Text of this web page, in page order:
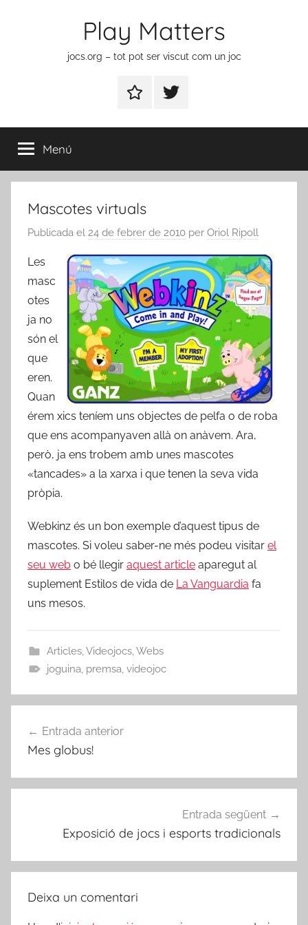
Play Matters
jocs.org – tot pot ser viscut com un joc
ContactarElement
menú
Menú
Mascotes virtuals
Publicada el 24 de febrer de 2010 per Oriol Ripoll
Les
masc
otes
ja no
són el
que
eren.
Quan
érem xics teníem uns objectes de pelfa o de roba
que ens acompanyaven allà on anàvem. Ara,
però, ja ens trobem amb unes mascotes
«tancades» a la xarxa i que tenen la seva vida
pròpia.
Webkinz és un bon exemple d’aquest tipus de
mascotes. Si voleu saber-ne més podeu visitar el
seu web o bé llegir aquest article aparegut al
suplement Estilos de vida de La Vanguardia fa
uns mesos.
Articles,Videojocs,Webs
joguina, premsa, videojoc
d'entrades
Entrada anterior
Mes globus!
Entrada següent
Exposició de jocs i esports tradicionals
Deixa un comentari